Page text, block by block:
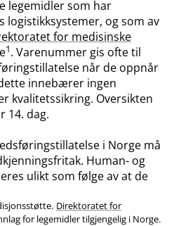
legemidler som har
logistikksystemer, og som av
for medisinske
1. Varenummer gis ofte til
når de oppnår
innebærer ingen
kvalitetssikring. Oversikten
14. dag.
i Norge må
Human- og
ulikt som følge av at de
Direktoratet for
for legemidler tilgjengelig i Norge.